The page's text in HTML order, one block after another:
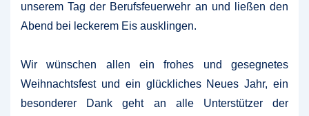
unserem Tag der Berufsfeuerwehr an und ließen den
Abend bei leckerem Eis ausklingen.
Wir wünschen allen ein frohes und gesegnetes
Weihnachtsfest und ein glückliches Neues Jahr, ein
besonderer Dank geht an alle Unterstützer der